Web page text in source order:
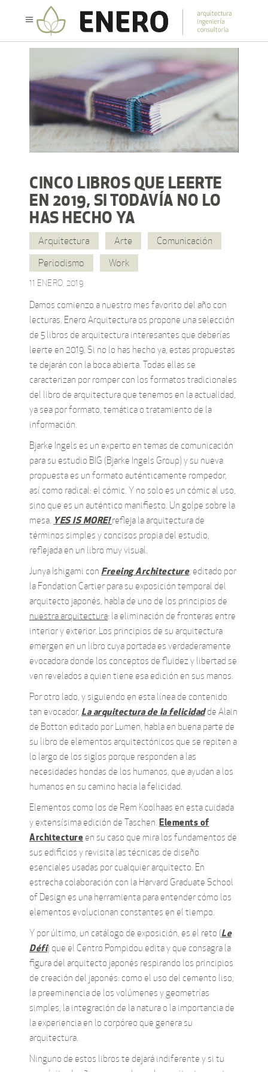
CINCO LIBROS QUE LEERTE
EN 2019, SI TODAVÍA NO LO
HAS HECHO YA
Arquitectura Arte
Comunicación
Periodismo
Work
11 ENERO, 2019
Damos comienzo a nuestro mes favorito del año con
lecturas. Enero Arquitectura os propone una selección
de 5 libros de arquitectura interesantes que deberías
leerte en 2019. Si no lo has hecho ya, estas propuestas
te dejarán con la boca abierta. Todas ellas se
caracterizan por romper con los formatos tradicionales
del libro de arquitectura que tenemos en la actualidad,
ya sea por formato, temática o tratamiento de la
información.
Bjarke Ingels es un experto en temas de comunicación
para su estudio BIG (Bjarke Ingels Group) y su nueva
propuesta es un formato auténticamente rompedor,
así como radical: el cómic. Y no solo es un cómic al uso,
sino que es un auténtico manifiesto. Un golpe sobre la
mesa. YES IS MORE! refleja la arquitectura de
términos simples y concisos propia del estudio,
reflejada en un libro muy visual.
Junya Ishigami con Freeing Architecture, editado por
la Fondation Cartier para su exposición temporal del
arquitecto japonés, habla de uno de los principios de
nuestra arquitectura: la eliminación de fronteras entre
interior y exterior. Los principios de su arquitectura
emergen en un libro cuya portada es verdaderamente
evocadora donde los conceptos de fluidez y libertad se
ven revelados a quien tiene esa edición en sus manos.
Por otro lado, y siguiendo en esta línea de contenido
tan evocador, La arquitectura de la felicidad de Alain
de Botton editado por Lumen, habla en buena parte de
su libro de elementos arquitectónicos que se repiten a
lo largo de los siglos porque responden a las
necesidades hondas de los humanos, que ayudan a los
humanos en su camino hacia la felicidad.
Elementos como los de Rem Koolhaas en esta cuidada
y extensísima edición de Taschen. Elements of
Architecture en su caso que mira los fundamentos de
sus edificios y revisita las técnicas de diseño
esenciales usadas por cualquier arquitecto. En
estrecha colaboración con la Harvard Graduate School
of Design es una herramienta para entender cómo los
elementos evolucionan constantes en el tiempo.
Y por último, un catálogo de exposición, es el reto (Le
Défi) que el Centro Pompidou edita y que consagra la
figura del arquitecto japonés respirando los principios
de creación del japonés: como el uso del cemento liso,
la preeminencia de los volúmenes y geometrías
simples, la integración de la natura o la importancia de
la experiencia en lo corpóreo que genera su
arquitectura.
Ninguno de estos libros te dejará indiferente y si tu